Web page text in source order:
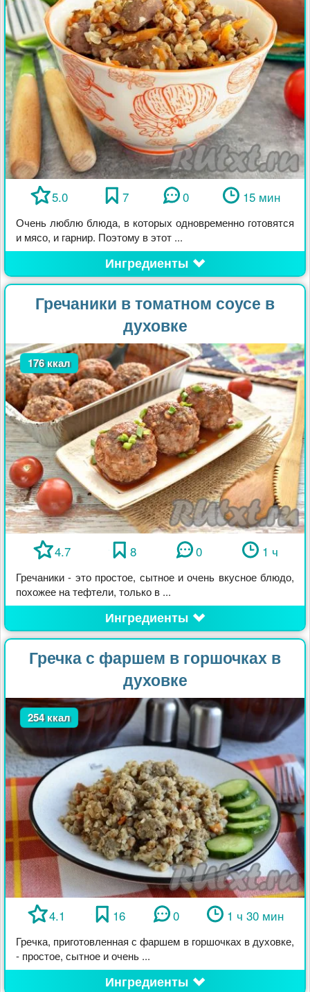
5.0 7 0 15 мин
Очень люблю блюда, в которых одновременно готовятся
и мясо, и гарнир. Поэтому в этот ...
Ингредиенты
Гречаники в томатном соусе в
духовке
176 ккал
4.7 8 0 1 ч
Гречаники - это простое, сытное и очень вкусное блюдо,
похожее на тефтели, только в ...
Ингредиенты
Гречка с фаршем в горшочках в
духовке
254 ккал
4.1 16 0 1 ч 30 мин
Гречка, приготовленная с фаршем в горшочках в духовке,
- простое, сытное и очень ...
Ингредиенты